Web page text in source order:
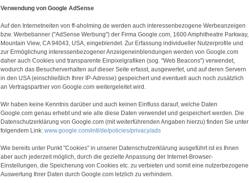
Verwendung von Google AdSense
Auf den Internetneiten von ff-aholming.de werden auch interessenbezogene Werbeanzeigen
bzw. Werbebanner ("AdSense Werbung") der Firma Google.com, 1600 Amphitheatre Parkway,
Mountain View, CA 94043, USA, eingeblendet. Zur Erfassung individueller Nutzerprofile und
zur Ermöglichung interessenbezogener Anzeigeneinblendungen werden von Google.com
daher auch Cookies und transparente Einpixelgrafiken (sog. "Web Beacons") verwendet,
wodurch das Besucherverhalten auf dieser Seite erfasst, ausgewertet, und auf deren Servern
in den USA (einschließlich Ihrer IP-Adresse) gespeichert und eventuell auch noch zusätzlich
an Vertragspartner von Google.com weitergeleitet wird.
Wir haben keine Kenntnis darüber und auch keinen Einfluss darauf, welche Daten
Google.com genau erhebt und wie alle diese Daten verwendet und gespeichert werden. Die
Datenschutzerklärung von Google.com (mit weiterführenden Angaben hierzu) finden Sie unter
folgendem Link: www.google.com/intl/de/policies/privacy/ads
Wie bereits unter Punkt "Cookies" in unserer Datenschutzerklärung ausgeführt ist es Ihnen
aber auch jederzeit möglich, durch die gezielte Anpassung der Internet-Browser-
Einstellungen, die Speicherung von Cookies etc. zu verbieten und somit eine nutzerbezogene
Auswertung Ihrer Daten durch Google.com letzlich zu verhindern.